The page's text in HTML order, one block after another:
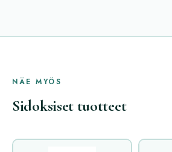
NÄE MYÖS
Sidoksiset tuotteet